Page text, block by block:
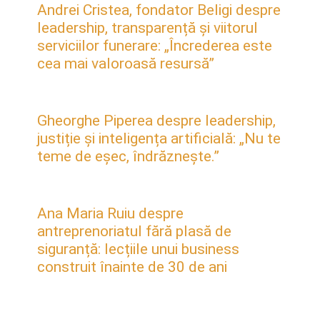
Andrei Cristea, fondator Beligi despre
leadership, transparență și viitorul
serviciilor funerare: „Încrederea este
cea mai valoroasă resursă”
Gheorghe Piperea despre leadership,
justiție și inteligența artificială: „Nu te
teme de eșec, îndrăznește.”
Ana Maria Ruiu despre
antreprenoriatul fără plasă de
siguranță: lecțiile unui business
construit înainte de 30 de ani